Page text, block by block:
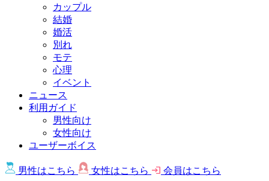
カップル
結婚
婚活
別れ
モテ
心理
イベント
ニュース
利用ガイド
男性向け
女性向け
ユーザーボイス
男性はこちら 女性はこちら 会員はこちら